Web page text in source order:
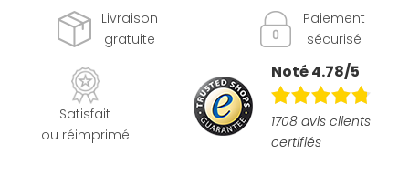
Livraison
gratuite
Paiement
sécurisé
Satisfait
ou réimprimé
Noté 4.78/5
1708 avis clients
certifiés